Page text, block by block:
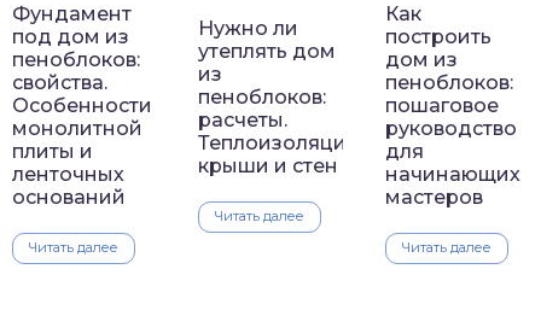
Фундамент
под дом из
пеноблоков:
свойства.
Особенности
монолитной
плиты и
ленточных
оснований
Читать далее
Нужно ли
утеплять дом
из
пеноблоков:
расчеты.
Теплоизоляция
крыши и стен
Читать далее
Как
построить
дом из
пеноблоков:
пошаговое
руководство
для
начинающих
мастеров
Читать далее